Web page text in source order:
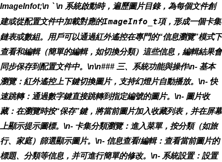
ImageInfot;\n ` \n 系統啟動時，遍歷圖片目錄，為每個文件創
建或從配置文件中加載對應的ImageInfo_t項，形成一個卡集
鏈表或數組。用戶可以通過紅外遙控在專門的“信息瀏覽”模式下
查看和編輯（簡單的編輯，如切換分類）這些信息，編輯結果會
同步保存到配置文件中。\n\n### 三、系統功能與操作\n- 基本
瀏覽：紅外遙控上下鍵切換圖片，支持幻燈片自動播放。\n- 快
速跳轉：通過數字鍵直接跳轉到指定編號的圖片。\n- 圖片收
藏：在瀏覽時按“保存”鍵，將當前圖片加入收藏列表，并在屏幕
上顯示提示圖標。\n- 卡集分類瀏覽：進入菜單，按分類（如旅
行、家庭）篩選顯示圖片。\n- 信息查看/編輯：查看當前圖片的
標題、分類等信息，并可進行簡單的修改。\n- 系統設置：設置